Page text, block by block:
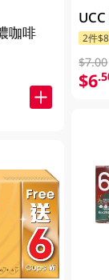
咖啡
2件$8
$7.00
$6